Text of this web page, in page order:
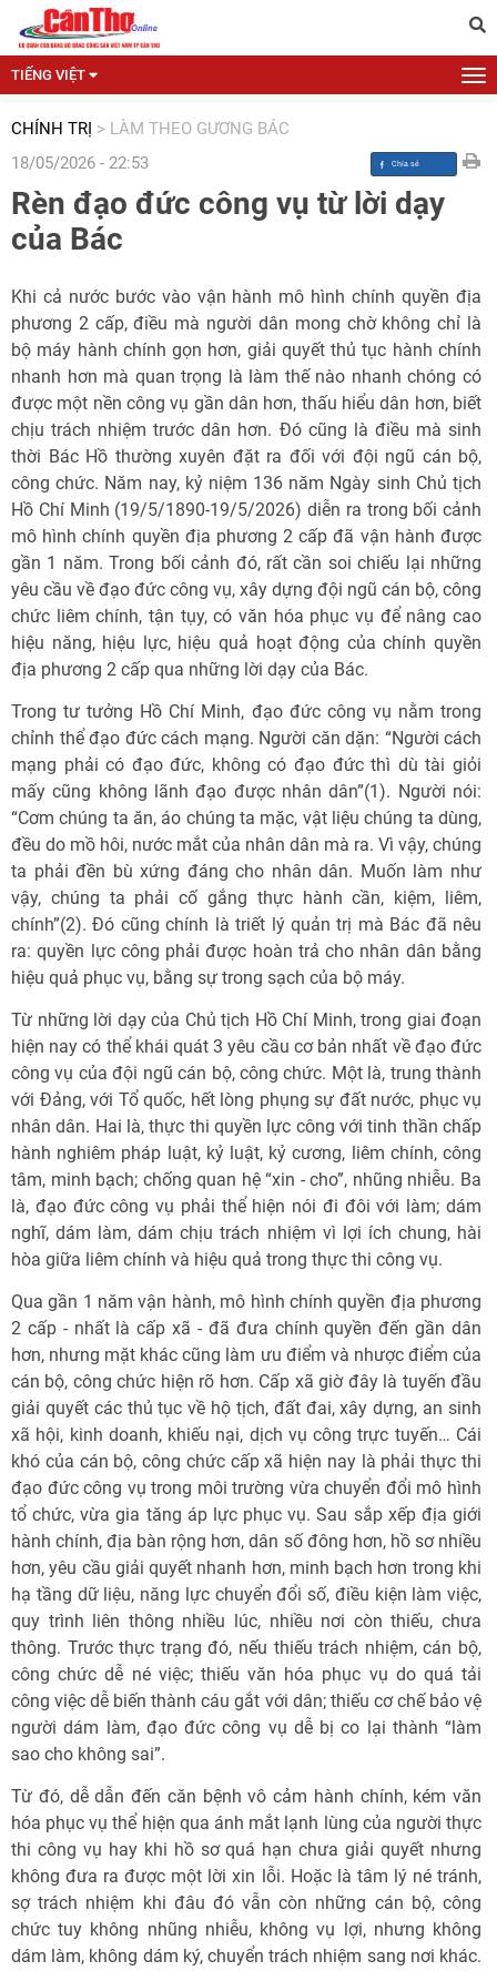
TIẾNG VIỆT
CHÍNH TRỊ > LÀM THEO GƯƠNG BÁC
18/05/2026 - 22:53
Rèn đạo đức công vụ từ lời dạy
của Bác
Khi cả nước bước vào vận hành mô hình chính quyền địa
phương 2 cấp, điều mà người dân mong chờ không chỉ là
bộ máy hành chính gọn hơn, giải quyết thủ tục hành chính
nhanh hơn mà quan trọng là làm thế nào nhanh chóng có
được một nền công vụ gần dân hơn, thấu hiểu dân hơn, biết
chịu trách nhiệm trước dân hơn. Đó cũng là điều mà sinh
thời Bác Hồ thường xuyên đặt ra đối với đội ngũ cán bộ,
công chức. Năm nay, kỷ niệm 136 năm Ngày sinh Chủ tịch
Hồ Chí Minh (19/5/1890-19/5/2026) diễn ra trong bối cảnh
mô hình chính quyền địa phương 2 cấp đã vận hành được
gần 1 năm. Trong bối cảnh đó, rất cần soi chiếu lại những
yêu cầu về đạo đức công vụ, xây dựng đội ngũ cán bộ, công
chức liêm chính, tận tụy, có văn hóa phục vụ để nâng cao
hiệu năng, hiệu lực, hiệu quả hoạt động của chính quyền
địa phương 2 cấp qua những lời dạy của Bác.
Trong tư tưởng Hồ Chí Minh, đạo đức công vụ nằm trong
chỉnh thể đạo đức cách mạng. Người căn dặn: “Người cách
mạng phải có đạo đức, không có đạo đức thì dù tài giỏi
mấy cũng không lãnh đạo được nhân dân”(1). Người nói:
“Cơm chúng ta ăn, áo chúng ta mặc, vật liệu chúng ta dùng,
đều do mồ hôi, nước mắt của nhân dân mà ra. Vì vậy, chúng
ta phải đền bù xứng đáng cho nhân dân. Muốn làm như
vậy, chúng ta phải cố gắng thực hành cần, kiệm, liêm,
chính”(2). Đó cũng chính là triết lý quản trị mà Bác đã nêu
ra: quyền lực công phải được hoàn trả cho nhân dân bằng
hiệu quả phục vụ, bằng sự trong sạch của bộ máy.
Từ những lời dạy của Chủ tịch Hồ Chí Minh, trong giai đoạn
hiện nay có thể khái quát 3 yêu cầu cơ bản nhất về đạo đức
công vụ của đội ngũ cán bộ, công chức. Một là, trung thành
với Đảng, với Tổ quốc, hết lòng phụng sự đất nước, phục vụ
nhân dân. Hai là, thực thi quyền lực công với tinh thần chấp
hành nghiêm pháp luật, kỷ luật, kỷ cương, liêm chính, công
tâm, minh bạch; chống quan hệ “xin - cho”, nhũng nhiễu. Ba
là, đạo đức công vụ phải thể hiện nói đi đôi với làm; dám
nghĩ, dám làm, dám chịu trách nhiệm vì lợi ích chung, hài
hòa giữa liêm chính và hiệu quả trong thực thi công vụ.
Qua gần 1 năm vận hành, mô hình chính quyền địa phương
2 cấp - nhất là cấp xã - đã đưa chính quyền đến gần dân
hơn, nhưng mặt khác cũng làm ưu điểm và nhược điểm của
cán bộ, công chức hiện rõ hơn. Cấp xã giờ đây là tuyến đầu
giải quyết các thủ tục về hộ tịch, đất đai, xây dựng, an sinh
xã hội, kinh doanh, khiếu nại, dịch vụ công trực tuyến… Cái
khó của cán bộ, công chức cấp xã hiện nay là phải thực thi
đạo đức công vụ trong môi trường vừa chuyển đổi mô hình
tổ chức, vừa gia tăng áp lực phục vụ. Sau sắp xếp địa giới
hành chính, địa bàn rộng hơn, dân số đông hơn, hồ sơ nhiều
hơn, yêu cầu giải quyết nhanh hơn, minh bạch hơn trong khi
hạ tầng dữ liệu, năng lực chuyển đổi số, điều kiện làm việc,
quy trình liên thông nhiều lúc, nhiều nơi còn thiếu, chưa
thông. Trước thực trạng đó, nếu thiếu trách nhiệm, cán bộ,
công chức dễ né việc; thiếu văn hóa phục vụ do quá tải
công việc dễ biến thành cáu gắt với dân; thiếu cơ chế bảo vệ
người dám làm, đạo đức công vụ dễ bị co lại thành “làm
sao cho không sai”.
Từ đó, dễ dẫn đến căn bệnh vô cảm hành chính, kém văn
hóa phục vụ thể hiện qua ánh mắt lạnh lùng của người thực
thi công vụ hay khi hồ sơ quá hạn chưa giải quyết nhưng
không đưa ra được một lời xin lỗi. Hoặc là tâm lý né tránh,
sợ trách nhiệm khi đâu đó vẫn còn những cán bộ, công
chức tuy không nhũng nhiễu, không vụ lợi, nhưng không
dám làm, không dám ký, chuyển trách nhiệm sang nơi khác.